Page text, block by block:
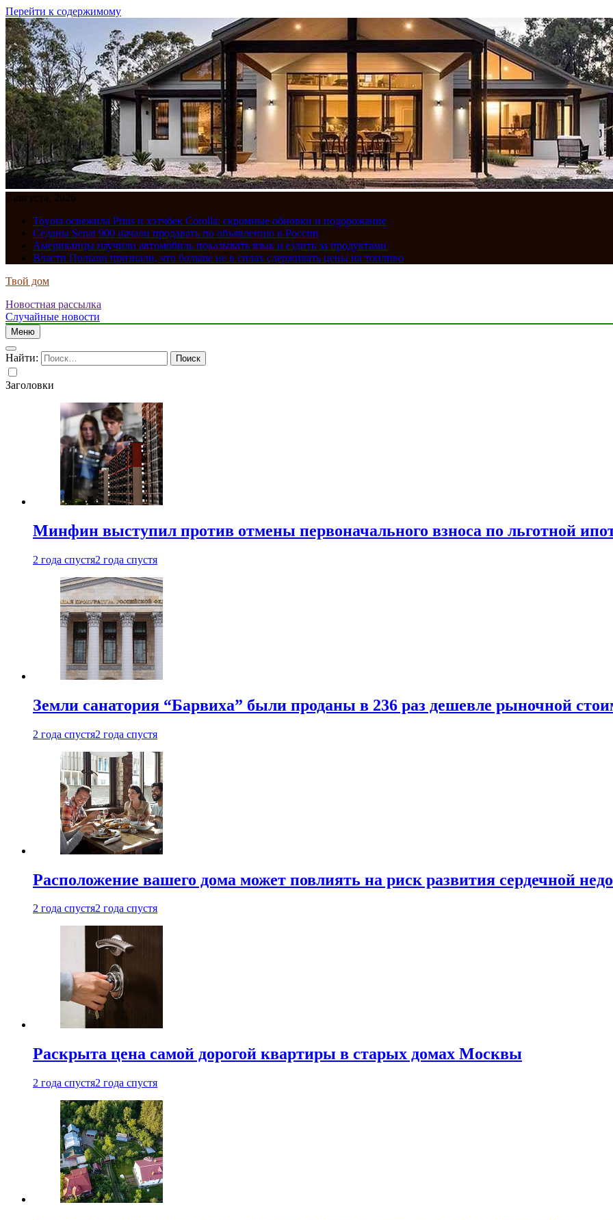
Перейти к содержимому
7 августа, 2026
Toyota освежила Prius и хэтчбек Corolla: скромные обновки и подорожание
Седаны Senat 900 начали продавать по объявлению в России
Американцы научили автомобиль показывать язык и ездить за продуктами
Власти Польши признали, что больше не в силах сдерживать цены на топливо
Твой дом
Новостная рассылка
Случайные новости
Меню
Найти:
Заголовки
Минфин выступил против отмены первоначального взноса по льготной
2 года спустя2 года спустя
Земли санатория “Барвиха” были проданы в 236 раз дешевле рыночной
2 года спустя2 года спустя
Расположение вашего дома может повлиять на риск развития сердечной
2 года спустя2 года спустя
Раскрыта цена самой дорогой квартиры в старых домах Москвы
2 года спустя2 года спустя